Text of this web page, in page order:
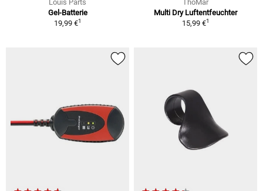
Louis Parts
Gel-Batterie
19,99 €1
ThoMar
Multi Dry Luftentfeuchter
15,99 €1